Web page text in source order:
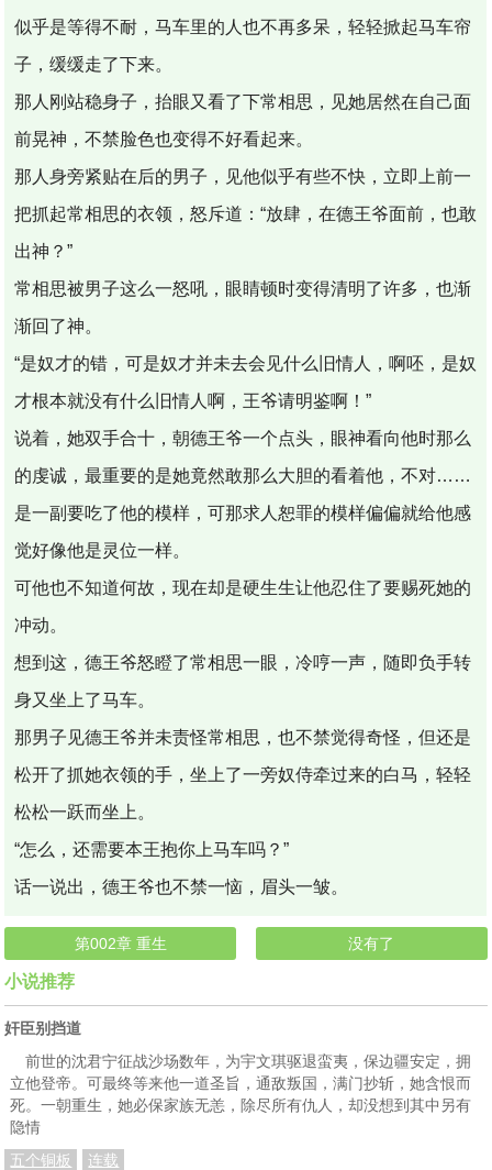
似乎是等得不耐，马车里的人也不再多呆，轻轻掀起马车帘
子，缓缓走了下来。
那人刚站稳身子，抬眼又看了下常相思，见她居然在自己面
前晃神，不禁脸色也变得不好看起来。
那人身旁紧贴在后的男子，见他似乎有些不快，立即上前一
把抓起常相思的衣领，怒斥道：“放肆，在德王爷面前，也敢
出神？”
常相思被男子这么一怒吼，眼睛顿时变得清明了许多，也渐
渐回了神。
“是奴才的错，可是奴才并未去会见什么旧情人，啊呸，是奴
才根本就没有什么旧情人啊，王爷请明鉴啊！”
说着，她双手合十，朝德王爷一个点头，眼神看向他时那么
的虔诚，最重要的是她竟然敢那么大胆的看着他，不对……
是一副要吃了他的模样，可那求人恕罪的模样偏偏就给他感
觉好像他是灵位一样。
可他也不知道何故，现在却是硬生生让他忍住了要赐死她的
冲动。
想到这，德王爷怒瞪了常相思一眼，冷哼一声，随即负手转
身又坐上了马车。
那男子见德王爷并未责怪常相思，也不禁觉得奇怪，但还是
松开了抓她衣领的手，坐上了一旁奴侍牵过来的白马，轻轻
松松一跃而坐上。
“怎么，还需要本王抱你上马车吗？”
话一说出，德王爷也不禁一恼，眉头一皱。
第002章 重生 没有了
小说推荐
奸臣别挡道
前世的沈君宁征战沙场数年，为宇文琪驱退蛮夷，保边疆安定，拥
立他登帝。可最终等来他一道圣旨，通敌叛国，满门抄斩，她含恨而
死。一朝重生，她必保家族无恙，除尽所有仇人，却没想到其中另有
隐情
五个铜板
连载